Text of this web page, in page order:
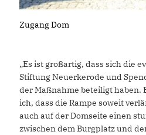
Zugang Dom
Es ist großartig, dass sich die
Stiftung Neuerkerode und
der Maßnahme beteiligt haben.
ich, dass die Rampe soweit
auch auf der Domseite einen
zwischen dem Burgplatz und